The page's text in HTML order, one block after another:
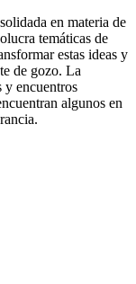
en materia de
temáticas de
estas ideas y
de gozo. La
y encuentros
algunos en